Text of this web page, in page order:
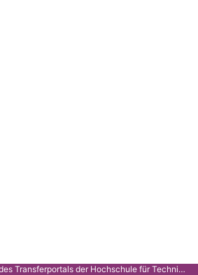
Dies ist die Gitlab-Instanz des Transferportals der Hochschule für Technik Stuttgart.